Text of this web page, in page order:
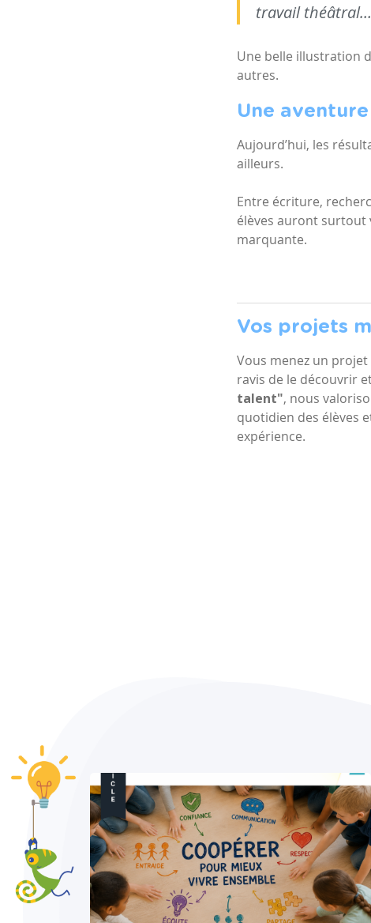
travail
Une belle illustration
autres.
Une
Aujourd’hui, les
ailleurs.
Entre écriture,
élèves auront surtout
marquante.
Vos projets
Vous menez un
ravis de le découvrir
talent", nous
quotidien des élèves
expérience.